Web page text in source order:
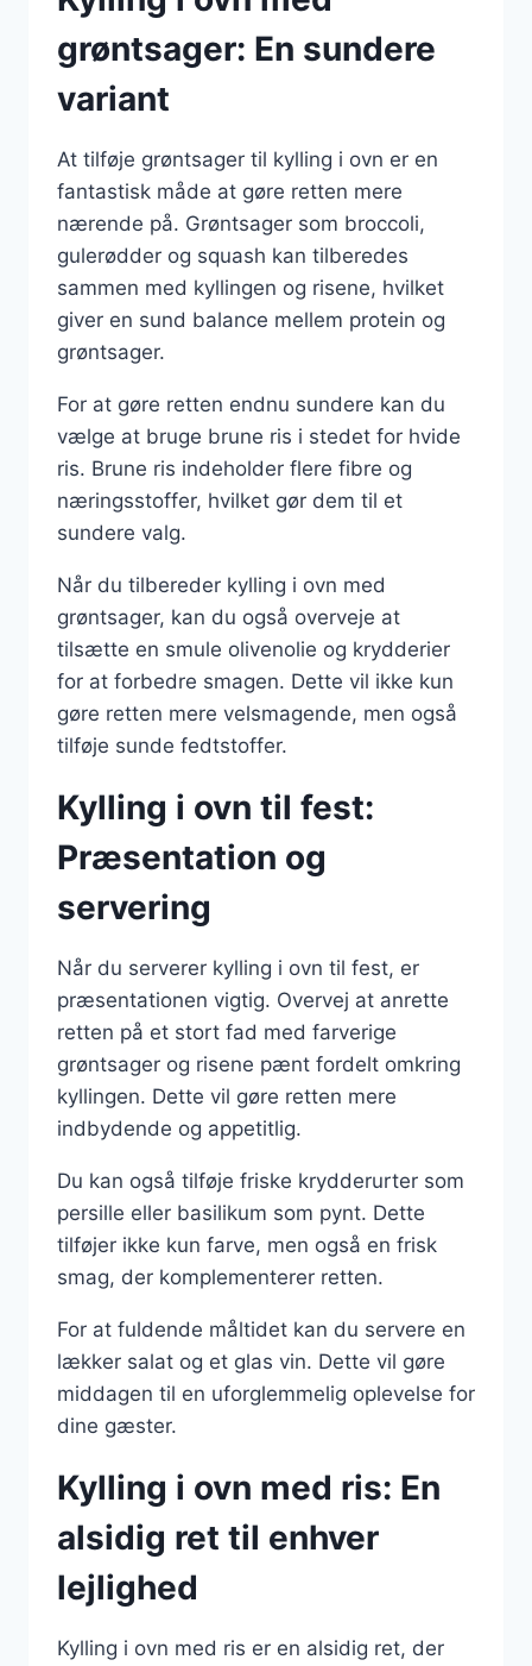
grøntsager: En sundere
variant
At tilføje grøntsager til kylling i ovn er en
fantastisk måde at gøre retten mere
nærende på. Grøntsager som broccoli,
gulerødder og squash kan tilberedes
sammen med kyllingen og risene, hvilket
giver en sund balance mellem protein og
grøntsager.
For at gøre retten endnu sundere kan du
vælge at bruge brune ris i stedet for hvide
ris. Brune ris indeholder flere fibre og
næringsstoffer, hvilket gør dem til et
sundere valg.
Når du tilbereder kylling i ovn med
grøntsager, kan du også overveje at
tilsætte en smule olivenolie og krydderier
for at forbedre smagen. Dette vil ikke kun
gøre retten mere velsmagende, men også
tilføje sunde fedtstoffer.
Kylling i ovn til fest:
Præsentation og
servering
Når du serverer kylling i ovn til fest, er
præsentationen vigtig. Overvej at anrette
retten på et stort fad med farverige
grøntsager og risene pænt fordelt omkring
kyllingen. Dette vil gøre retten mere
indbydende og appetitlig.
Du kan også tilføje friske krydderurter som
persille eller basilikum som pynt. Dette
tilføjer ikke kun farve, men også en frisk
smag, der komplementerer retten.
For at fuldende måltidet kan du servere en
lækker salat og et glas vin. Dette vil gøre
middagen til en uforglemmelig oplevelse for
dine gæster.
Kylling i ovn med ris: En
alsidig ret til enhver
lejlighed
Kylling i ovn med ris er en alsidig ret, der